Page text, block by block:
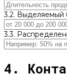
3.2.
3.3.
4.